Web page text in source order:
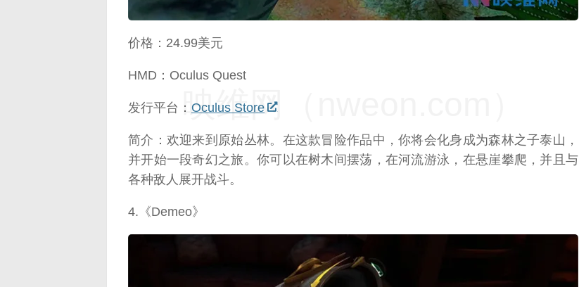
价格：24.99美元
HMD：Oculus Quest
发行平台： Oculus Store
简介：欢迎来到原始丛林。在这款冒险作品中，你将会化身成为森林之子泰山，
并开始一段奇幻之旅。你可以在树木间摆荡，在河流游泳，在悬崖攀爬，并且与
各种敌人展开战斗。
4.《Demeo》
映维网（nweon.com）